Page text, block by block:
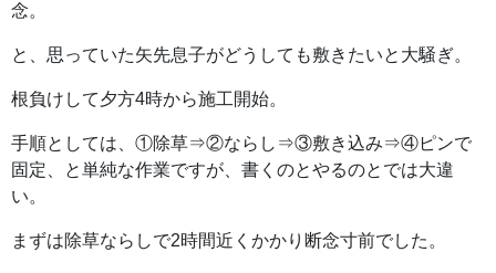
念。
と、思っていた矢先息子がどうしても敷きたいと大騒ぎ。
根負けして夕方4時から施工開始。
手順としては、①除草⇒②ならし⇒③敷き込み⇒④ピンで
固定、と単純な作業ですが、書くのとやるのとでは大違
い。
まずは除草ならしで2時間近くかかり断念寸前でした。